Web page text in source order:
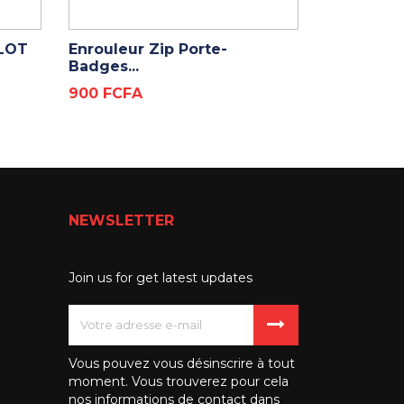
ADD TO CART
Enrouleur Zip Porte-
Badges...
Prix
900 FCFA
NEWSLETTER
Join us for get latest updates
Vous pouvez vous désinscrire à tout
moment. Vous trouverez pour cela
nos informations de contact dans